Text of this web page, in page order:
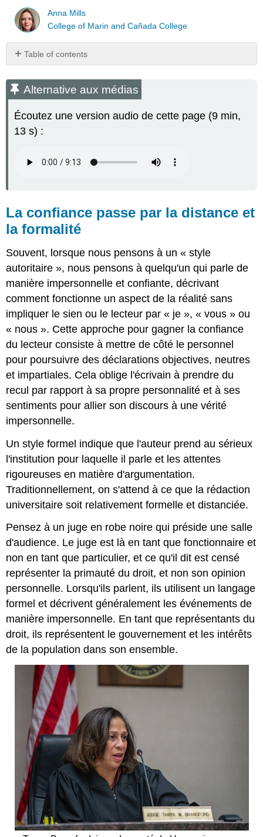
Anna Mills
College of Marin and Cañada College
Table of contents
aux
médias
confiance
passe
distance
La
confiance
à
l'intimité
et
à
l'informalité
Le
« je »
l'expérience
personnelle
Le
« je »
ordinaire
« vous »
attire
l'attention
Le
« nous »
unit
lecteur
et
écrivain
Exercice
de
\PageIndex1
\PageIndex 1
Alternative aux médias
Écoutez une version audio de cette page (9 min,
13 s) :
La confiance passe par la distance et
la formalité
Souvent, lorsque nous pensons à un « style
autoritaire », nous pensons à quelqu'un qui parle de
manière impersonnelle et confiante, décrivant
comment fonctionne un aspect de la réalité sans
impliquer le sien ou le lecteur par « je », « vous » ou
« nous ». Cette approche pour gagner la confiance
du lecteur consiste à mettre de côté le personnel
pour poursuivre des déclarations objectives, neutres
et impartiales. Cela oblige l'écrivain à prendre du
recul par rapport à sa propre personnalité et à ses
sentiments pour allier son discours à une vérité
impersonnelle.
Un style formel indique que l'auteur prend au sérieux
l'institution pour laquelle il parle et les attentes
rigoureuses en matière d'argumentation.
Traditionnellement, on s'attend à ce que la rédaction
universitaire soit relativement formelle et distanciée.
Pensez à un juge en robe noire qui préside une salle
d'audience. Le juge est là en tant que fonctionnaire et
non en tant que particulier, et ce qu'il dit est censé
représenter la primauté du droit, et non son opinion
personnelle. Lorsqu'ils parlent, ils utilisent un langage
formel et décrivent généralement les événements de
manière impersonnelle. En tant que représentants du
droit, ils représentent le gouvernement et les intérêts
de la population dans son ensemble.